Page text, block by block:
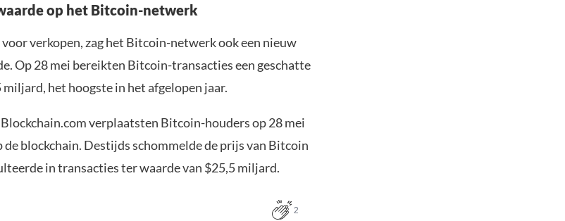
op het Bitcoin-netwerk
verkopen, zag het Bitcoin-netwerk ook een nieuw
Op 28 mei bereikten Bitcoin-transacties een geschatte
het hoogste in het afgelopen jaar.
verplaatsten Bitcoin-houders op 28 mei
de blockchain. Destijds schommelde de prijs van Bitcoin
in transacties ter waarde van $25,5 miljard.
2